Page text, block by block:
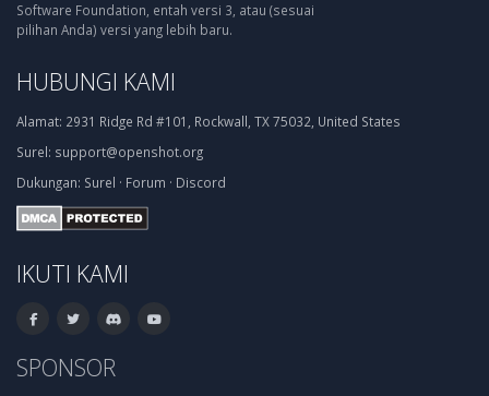
Software Foundation, entah versi 3, atau (sesuai
pilihan Anda) versi yang lebih baru.
HUBUNGI KAMI
Alamat: 2931 Ridge Rd #101, Rockwall, TX 75032, United States
Surel: support@openshot.org
Dukungan: Surel · Forum · Discord
IKUTI KAMI
SPONSOR